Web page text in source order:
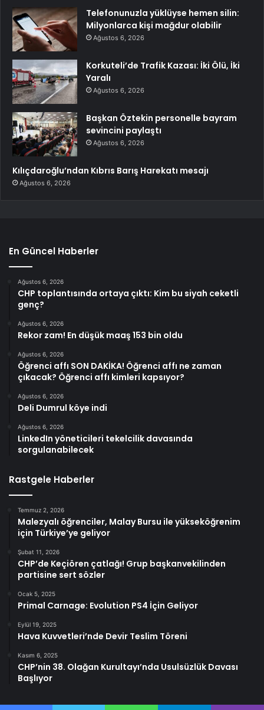
Telefonunuzla yüklüyse hemen silin:
Milyonlarca kişi mağdur olabilir
Ağustos 6, 2026
Korkuteli’de Trafik Kazası: İki Ölü, İki
Yaralı
Ağustos 6, 2026
Başkan Öztekin personelle bayram
sevincini paylaştı
Ağustos 6, 2026
Kılıçdaroğlu’ndan Kıbrıs Barış Harekatı mesajı
Ağustos 6, 2026
En Güncel Haberler
Ağustos 6, 2026
CHP toplantısında ortaya çıktı: Kim bu siyah ceketli
genç?
Ağustos 6, 2026
Rekor zam! En düşük maaş 153 bin oldu
Ağustos 6, 2026
Öğrenci affı SON DAKİKA! Öğrenci affı ne zaman
çıkacak? Öğrenci affı kimleri kapsıyor?
Ağustos 6, 2026
Deli Dumrul köye indi
Ağustos 6, 2026
LinkedIn yöneticileri tekelcilik davasında
sorgulanabilecek
Rastgele Haberler
Temmuz 2, 2026
Malezyalı öğrenciler, Malay Bursu ile yükseköğrenim
için Türkiye’ye geliyor
Şubat 11, 2026
CHP’de Keçiören çatlağı! Grup başkanvekilinden
partisine sert sözler
Ocak 5, 2025
Primal Carnage: Evolution PS4 İçin Geliyor
Eylül 19, 2025
Hava Kuvvetleri’nde Devir Teslim Töreni
Kasım 6, 2025
CHP’nin 38. Olağan Kurultayı’nda Usulsüzlük Davası
Başlıyor